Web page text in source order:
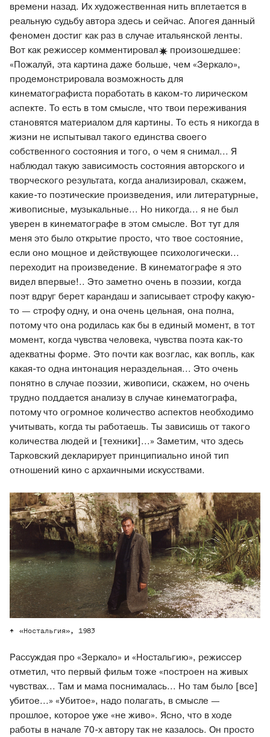
времени назад. Их художественная нить вплетается в
реальную судьбу автора здесь и сейчас. Апогея данный
феномен достиг как раз в случае итальянской ленты.
Вот как режиссер комментировал
произошедшее:
«Пожалуй, эта картина даже больше, чем «Зеркало»,
продемонстрировала возможность для
кинематографиста поработать в каком-то лирическом
аспекте. То есть в том смысле, что твои переживания
становятся материалом для картины. То есть я никогда в
жизни не испытывал такого единства своего
собственного состояния и того, о чем я снимал... Я
наблюдал такую зависимость состояния авторского и
творческого результата, когда анализировал, скажем,
какие-то поэтические произведения, или литературные,
живописные, музыкальные... Но никогда... я не был
уверен в кинематографе в этом смысле. Вот тут для
меня это было открытие просто, что твое состояние,
если оно мощное и действующее психологически...
переходит на произведение. В кинематографе я это
видел впервые!.. Это заметно очень в поэзии, когда
поэт вдруг берет карандаш и записывает строфу какую-
то — строфу одну, и она очень цельная, она полна,
потому что она родилась как бы в единый момент, в тот
момент, когда чувства человека, чувства поэта как-то
адекватны форме. Это почти как возглас, как вопль, как
какая-то одна интонация нераздельная... Это очень
понятно в случае поэзии, живописи, скажем, но очень
трудно поддается анализу в случае кинематографа,
потому что огромное количество аспектов необходимо
учитывать, когда ты работаешь. Ты зависишь от такого
количества людей и [техники]...» Заметим, что здесь
Тарковский декларирует принципиально иной тип
отношений кино с архаичными искусствами.
«Ностальгия», 1983
Рассуждая про «Зеркало» и «Ностальгию», режиссер
отметил, что первый фильм тоже «построен на живых
чувствах... Там и мама поснималась... Но там было [все]
убитое...» «Убитое», надо полагать, в смысле —
прошлое, которое уже «не живо». Ясно, что в ходе
работы в начале 70-х автору так не казалось. Он просто